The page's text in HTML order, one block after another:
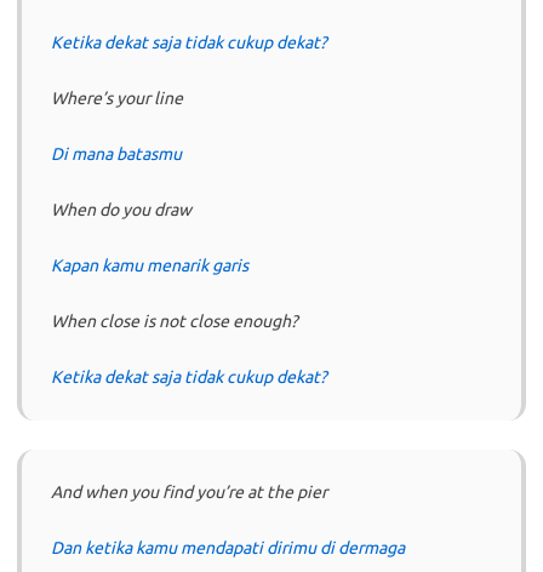
Ketika dekat saja tidak cukup dekat?
Where’s your line
Di mana batasmu
When do you draw
Kapan kamu menarik garis
When close is not close enough?
Ketika dekat saja tidak cukup dekat?
And when you find you’re at the pier
Dan ketika kamu mendapati dirimu di dermaga